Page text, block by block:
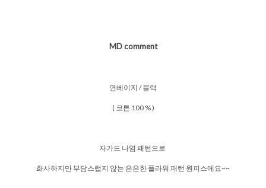
MD comment
연베이지 / 블랙
( 코튼 100 % )
자가드 나염 패턴으로
화사하지만 부담스럽지 않는 은은한 플라워 패턴 원피스에요~~